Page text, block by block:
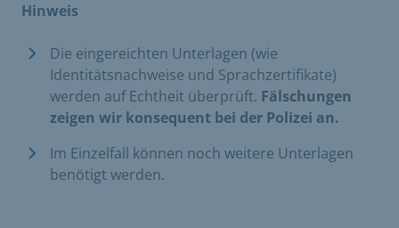
Hinweis
Die eingereichten Unterlagen (wie
Identitätsnachweise und Sprachzertifikate)
werden auf Echtheit überprüft. Fälschungen
zeigen wir konsequent bei der Polizei an.
Im Einzelfall können noch weitere Unterlagen
benötigt werden.